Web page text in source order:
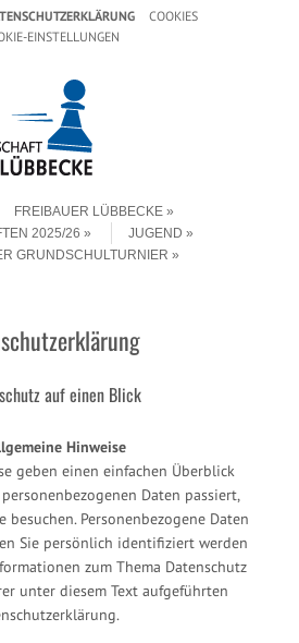
COOKIES
EINSTELLUNGEN
FREIBAUER LÜBBECKE
2025/26
JUGEND
GRUNDSCHULTURNIER
auf einen Blick
Hinweise
geben einen einfachen Überblick
Daten passiert,
besuchen. Personenbezogene Daten
Sie persönlich identifiziert werden
zum Thema Datenschutz
unter diesem Text aufgeführten